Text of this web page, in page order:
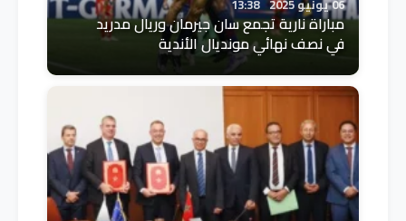
06 يونيو 2025 13:38
مباراة نارية تجمع سان جيرمان وريال مدريد
في نصف نهائي مونديال الأندية